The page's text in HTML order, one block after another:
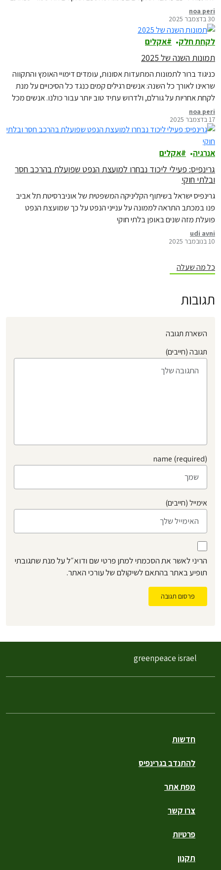
הרכב השופטים נעם סולברג, דוד מינץ…
noa peri
30 בדצמבר 2025
לקחת חלק אקלים
תמונות השנה של 2025
כניגוד ברור לתמונות המתעדות אסונות, עומדים דימויי האומץ והתקווה
שראינו לאורך כל השנה: אנשים רגילים קמים כנגד כל הסיכויים על מנת
לקחת אחריות על גורלם, ולדרוש עתיד טוב יותר עבור כולנו. אנשים מכל
רחבי העולם, כולל תאילנד, סרי לנקה, מקסיקו, קמרון, רומניה, ברזיל,
הפיליפינים וקניה, בחרו לחפש פתרונות ולדרוש פיצויים ממזהמים שניצלו
זה מכבר את…
noa peri
17 בדצמבר 2025
אנרגיה אקלים
גרינפיס: פעילי ליכוד נבחרו למועצת הנפט שפועלת בהרכב חסר
ובלתי חוקי
גרינפיס ישראל בשיתוף הקליניקה המשפטית של אוניברסיטת תל אביב
פנו במכתב התראה לממונה על ענייני הנפט על כך שמועצת הנפט
פועלת מזה שנים באופן בלתי חוקי
udi avni
10 בנובמבר 2025
כל מה שעלה
תגובות
השארת תגובה
תגובה (חייבים)
name (required)
אימייל (חייבים)
הריני לאשר את הסכמתי למתן פרטי שם ודוא״ל על מנת שתגובתי
תופיע באתר בהתאם לשיקולם של עורכי האתר.
פרסום תגובה
חדשות
להתנדב בגרינפיס
מפת אתר
צרו קשר
פרטיות
תקנון